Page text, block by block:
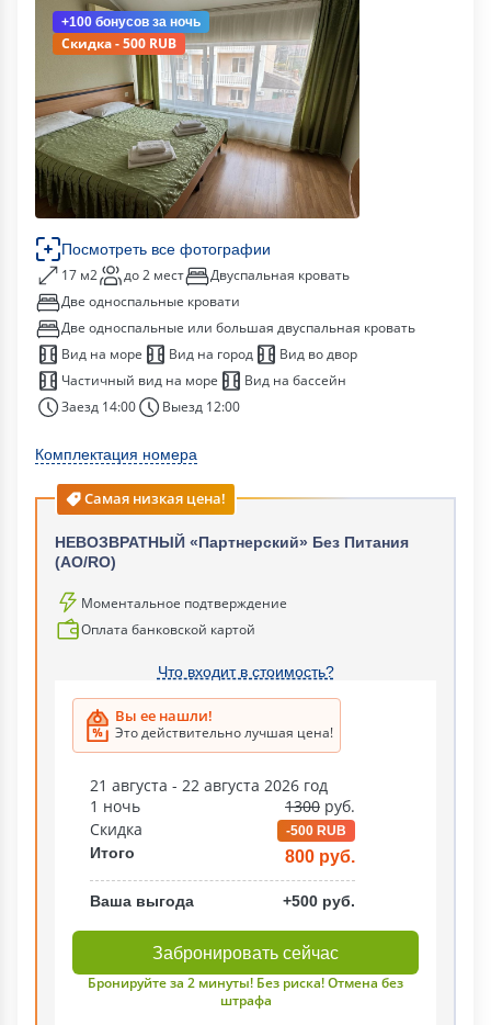
+100 бонусов за ночь
Скидка - 500 RUB
Посмотреть все фотографии
17 м2 до 2 мест
Двуспальная кровать
Две односпальные кровати
Две односпальные или большая двуспальная кровать
Вид на море
Вид на город
Вид во двор
Частичный вид на море
Вид на бассейн
Заезд 14:00
Выезд 12:00
Комплектация номера
Самая низкая цена!
НЕВОЗВРАТНЫЙ «Партнерский» Без Питания
(АО/RO)
Моментальное подтверждение
Оплата банковской картой
Что входит в стоимость?
Вы ее нашли!
Это действительно лучшая цена!
21 августа - 22 августа 2026 год
1 ночь
1300 руб.
Скидка
-500 RUB
Итого 800 руб.
Ваша выгода +500 руб.
Забронировать сейчас
Бронируйте за 2 минуты! Без риска! Отмена без
штрафа